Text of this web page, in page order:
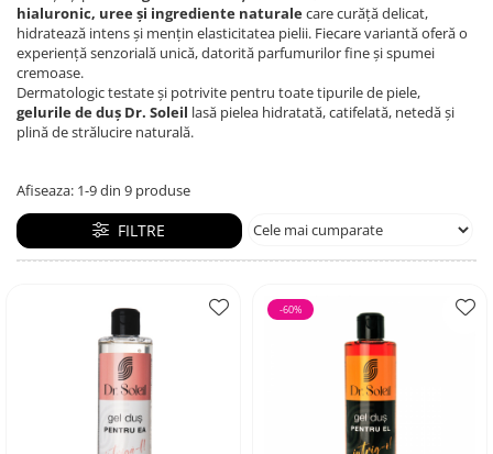
Masti pentru ten si gomaje
Tratamente si seruri pentru ten
Cadite bebe si accesorii baie
Articole igiena dentara copii
Ser fiziologic si comprese sterile
Masti chirurgicale medicale
hialuronic, uree și ingrediente naturalecare curăță delicat,
hidratează intens și mențin elasticitatea pielii. Fiecare variantă oferă o
experiență senzorială unică, datorită parfumurilor fine și spumei
cremoase.
Dermatologic testate și potrivite pentru toate tipurile de piele,
gelurile de duș Dr. Soleil lasă pielea hidratată, catifelată, netedă și
plină de strălucire naturală.
Afiseaza: 1-9din 9 produse
FILTRE
-60%